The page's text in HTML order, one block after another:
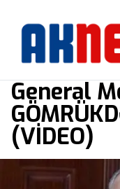
General
(VİDEO)